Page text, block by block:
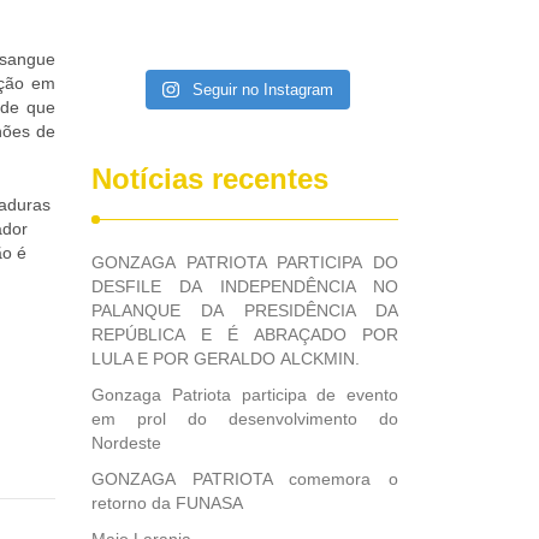
em
que
de
é
Seguir no Instagram
Notícias recentes
GONZAGA PATRIOTA PARTICIPA DO
DESFILE DA INDEPENDÊNCIA NO
PALANQUE DA PRESIDÊNCIA DA
REPÚBLICA E É ABRAÇADO POR
LULA E POR GERALDO ALCKMIN.
Gonzaga Patriota participa de evento
em prol do desenvolvimento do
Nordeste
GONZAGA PATRIOTA comemora o
retorno da FUNASA